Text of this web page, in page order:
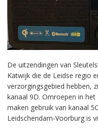
De uitzendingen van
Katwijk die de Leidse regio
verzorgingsgebied hebben,
kanaal 9D. Omroepen in
maken gebruik van kanaal
Leidschendam-Voorburg is